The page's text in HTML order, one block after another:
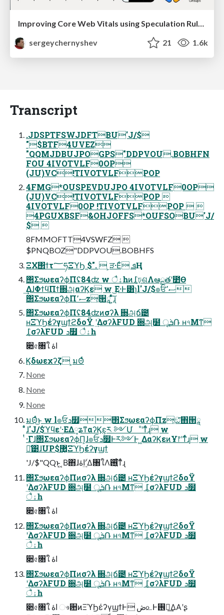
Improving Core Web Vitals using Speculation Rules API
sergeychernyshev
21 1.6k
Transcript
.JDSPTFSWJDFTBU'J/$
"$BTF4UVEZ
"QQMJDBUJPOGPS"DDPVOU.BOBHFN
FOU 4IVOTVLF0OP
(JU)VC!TIVOTVLFPOP
4FMG*OUSPEVDUJPO 4IVOTVLF0OP
(JU)VC!TIVOTVLFPOP 
4IVOTVLF0OP !TIVOTVLFPOP  
4PGUXBSF&OHJOFFS*OUFSOBU'J/
$ 
8FMMOFTT4VSWFZ 
$PNQBOZ"DDPVOU.BOBHFS
΢ΣϧωεαʔϕΠʢ84ʣ w ैۀһͷ݈߁ঢ়ଶΛఆྔతʹ೺Ѳ
͢ΔɺΦϯϥΠϯ਍அαʔϏε w ͜Ε·Ͱ͸ɿl'J/$๏ਓސ٬
΢ΣϧωεαʔϕΠސ٬z͕੒ཱ ͍ͯͨ͠ɻ
΢ΣϧωεαʔϕΠʢ84ʣͷσʔλ ਍அճ౴
ʜΞϓϦέʔγϣϯϩδοΫ ʹؔ͢ΔσʔλFUD ਍அ࣭໰ ूܭ݁Ռ ʜ৭Μͳ
݈߁σʔλFUD ܖ໿ ैۀһ
૊৫৘ใ اۀ
Ϗδωεχʔζ ͕มΘͬͨ
None
None
None
มΘͬͨ͜ͱ w l๏ਓܖ໿΢ΣϧωεαʔϕΠz͕ඞͣ͠΋੒ཱ
ͤͣɺ'J/$ϓϥεʹؚ·ΕΔ༷ʑͳαʔϏε͕ར ༻Մೳʹͳͬͨɻ w
ͭ·Γɺ΢ΣϧωεαʔϕΠ͕ɺ๏ਓܖ໿Ͱར༻Ͱ ͖ΔαʔϏεͷҰ෦ʹͳͬͨɻ w
ྫ͑͹ɺUP$޲͚ΞϓϦέʔγϣϯ
'J/$"QQͱ͔ ͔Β΋ɺاۀʹؔ͢Δ৘ใΛ࢖͍ͨ͘ͳͬͨɻ
΢ΣϧωεαʔϕΠͷσʔλ ਍அճ౴ ʜΞϓϦέʔγϣϯϩδοΫ
ʹؔ͢ΔσʔλFUD ਍அ࣭໰ ूܭ݁Ռ ʜ৭Μͳ ݈߁σʔλFUD ܖ໿
ैۀһ
૊৫৘ใ اۀ
΢ΣϧωεαʔϕΠͷσʔλ ਍அճ౴ ʜΞϓϦέʔγϣϯϩδοΫ
ʹؔ͢ΔσʔλFUD ਍அ࣭໰ ूܭ݁Ռ ʜ৭Μͳ ݈߁σʔλFUD ܖ໿
ैۀһ
૊৫৘ใ اۀ
΢ΣϧωεαʔϕΠͷσʔλ ਍அճ౴ ʜΞϓϦέʔγϣϯϩδοΫ
ʹؔ͢ΔσʔλFUD ਍அ࣭໰ ूܭ݁Ռ ʜ৭Μͳ ݈߁σʔλFUD ܖ໿
ैۀһ
૊৫৘ใ اۀ ෳ਺ͷΞϓϦέʔγϣϯͰ ڞ௨Ͱ࢖༻͢ΔΑ͏ʹʂ